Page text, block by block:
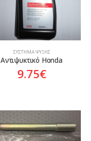
ΣΎΣΤΗΜΑ ΨΎΞΗΣ
Αντιψυκτικό Honda
9.75€